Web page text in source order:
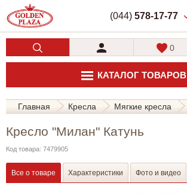
(044) 578-17-77
КАТАЛОГ ТОВАРОВ
0
Главная Кресла Мягкие кресла
Кресло "Милан" Катунь
Код товара: 7479905
Все о товаре Характеристики Фото и видео